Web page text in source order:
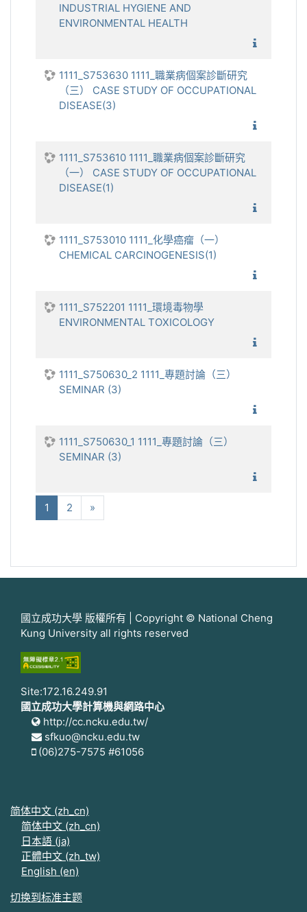
INDUSTRIAL HYGIENE AND
ENVIRONMENTAL HEALTH
1111_S753630 1111_職業病個案診斷研究
（三） CASE STUDY OF OCCUPATIONAL
DISEASE(3)
1111_S753610 1111_職業病個案診斷研究
（一） CASE STUDY OF OCCUPATIONAL
DISEASE(1)
1111_S753010 1111_化學癌瘤（一）
CHEMICAL CARCINOGENESIS(1)
1111_S752201 1111_環境毒物學
ENVIRONMENTAL TOXICOLOGY
1111_S750630_2 1111_專題討論（三）
SEMINAR (3)
1111_S750630_1 1111_專題討論（三）
SEMINAR (3)
1 (当前)
2 »
國立成功大學 版權所有 | Copyright © National Cheng
Kung University all rights reserved
Site:172.16.249.91
國立成功大學計算機與網路中心
http://cc.ncku.edu.tw/
sfkuo@ncku.edu.tw
(06)275-7575 #61056
简体中文 ‎(zh_cn)‎
简体中文 ‎(zh_cn)‎
日本語 ‎(ja)‎
正體中文 ‎(zh_tw)‎
English ‎(en)‎
切换到标准主题